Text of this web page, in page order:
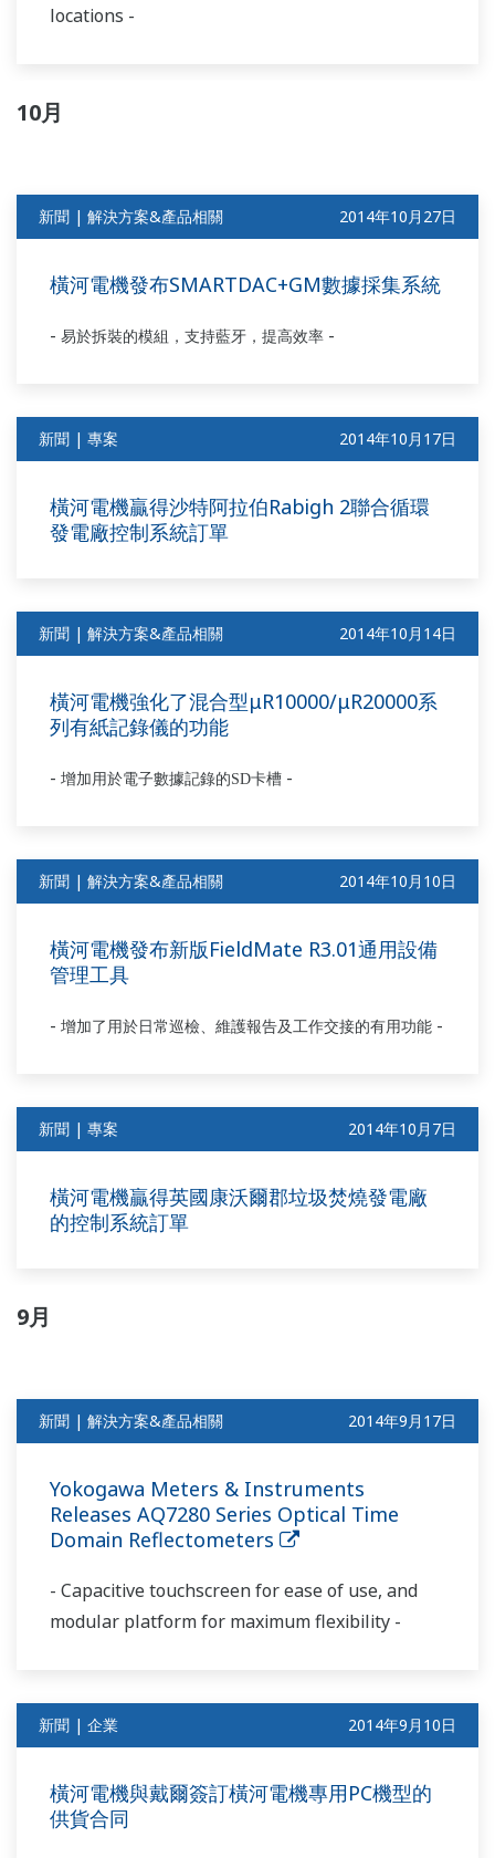
locations -
10月
新聞 | 解決方案&產品相關 2014年10月27日
橫河電機發布SMARTDAC+GM數據採集系統
- 易於拆裝的模組，支持藍牙，提高效率 -
新聞 | 專案 2014年10月17日
橫河電機贏得沙特阿拉伯Rabigh 2聯合循環
發電廠控制系統訂單
新聞 | 解決方案&產品相關 2014年10月14日
橫河電機強化了混合型μR10000/μR20000系
列有紙記錄儀的功能
- 增加用於電子數據記錄的SD卡槽 -
新聞 | 解決方案&產品相關 2014年10月10日
橫河電機發布新版FieldMate R3.01通用設備
管理工具
- 增加了用於日常巡檢、維護報告及工作交接的有用功能 -
新聞 | 專案 2014年10月7日
橫河電機贏得英國康沃爾郡垃圾焚燒發電廠
的控制系統訂單
9月
新聞 | 解決方案&產品相關 2014年9月17日
Yokogawa Meters & Instruments
Releases AQ7280 Series Optical Time
Domain Reflectometers
- Capacitive touchscreen for ease of use, and
modular platform for maximum flexibility -
新聞 | 企業 2014年9月10日
橫河電機與戴爾簽訂橫河電機專用PC機型的
供貨合同